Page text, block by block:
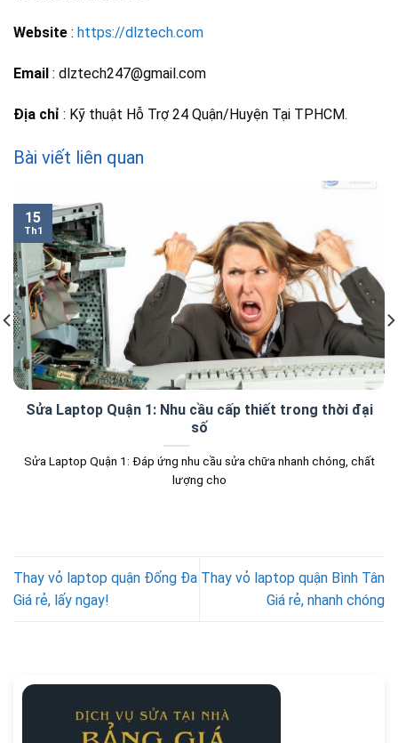
Website : https://dlztech.com
Email : dlztech247@gmail.com
Địa chỉ : Kỹ thuật Hỗ Trợ 24 Quận/Huyện Tại TPHCM.
Bài viết liên quan
Sửa Laptop Quận 1: Nhu cầu cấp thiết trong thời đại
số
Sửa Laptop Quận 1: Đáp ứng nhu cầu sửa chữa nhanh chóng, chất
lượng cho
15
Th1
Thay vỏ laptop quận Đống Đa
Giá rẻ, lấy ngay!
Thay vỏ laptop quận Bình Tân
Giá rẻ, nhanh chóng